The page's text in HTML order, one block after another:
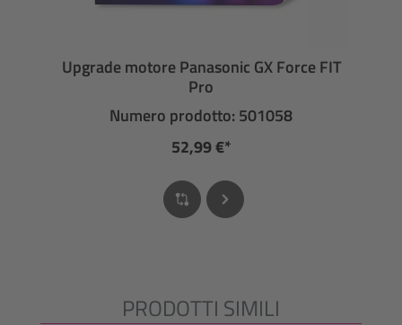
Upgrade motore Panasonic GX Force FIT
Pro
Numero prodotto: 501058
52,99 €*
Salta la galleria dei prodotti
PRODOTTI SIMILI